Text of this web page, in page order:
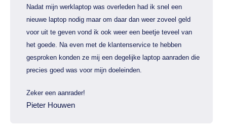
Nadat mijn werklaptop was overleden had ik snel een
nieuwe laptop nodig maar om daar dan weer zoveel geld
voor uit te geven vond ik ook weer een beetje teveel van
het goede. Na even met de klantenservice te hebben
gesproken konden ze mij een degelijke laptop aanraden die
precies goed was voor mijn doeleinden.
Zeker een aanrader!
Pieter Houwen